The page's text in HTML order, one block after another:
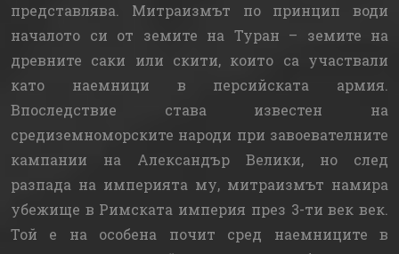
представлява. Митраизмът по принцип води
началото си от земите на Туран – земите на
древните саки или скити, които са участвали
като наемници в персийската армия.
Впоследствие става известен на
средиземноморските народи при завоевателните
кампании на Александър Велики, но след
разпада на империята му, митраизмът намира
убежище в Римската империя през 3-ти век век.
Той е на особена почит сред наемниците в